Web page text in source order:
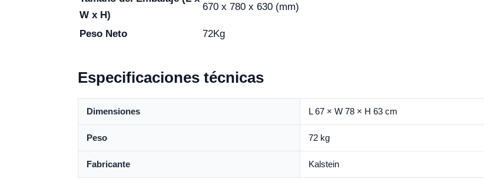
W x H)
670 x 780 x 630 (mm)
Peso Neto 72Kg
Especificaciones técnicas
Dimensiones L 67 × W 78 × H 63 cm
Peso 72 kg
Fabricante Kalstein